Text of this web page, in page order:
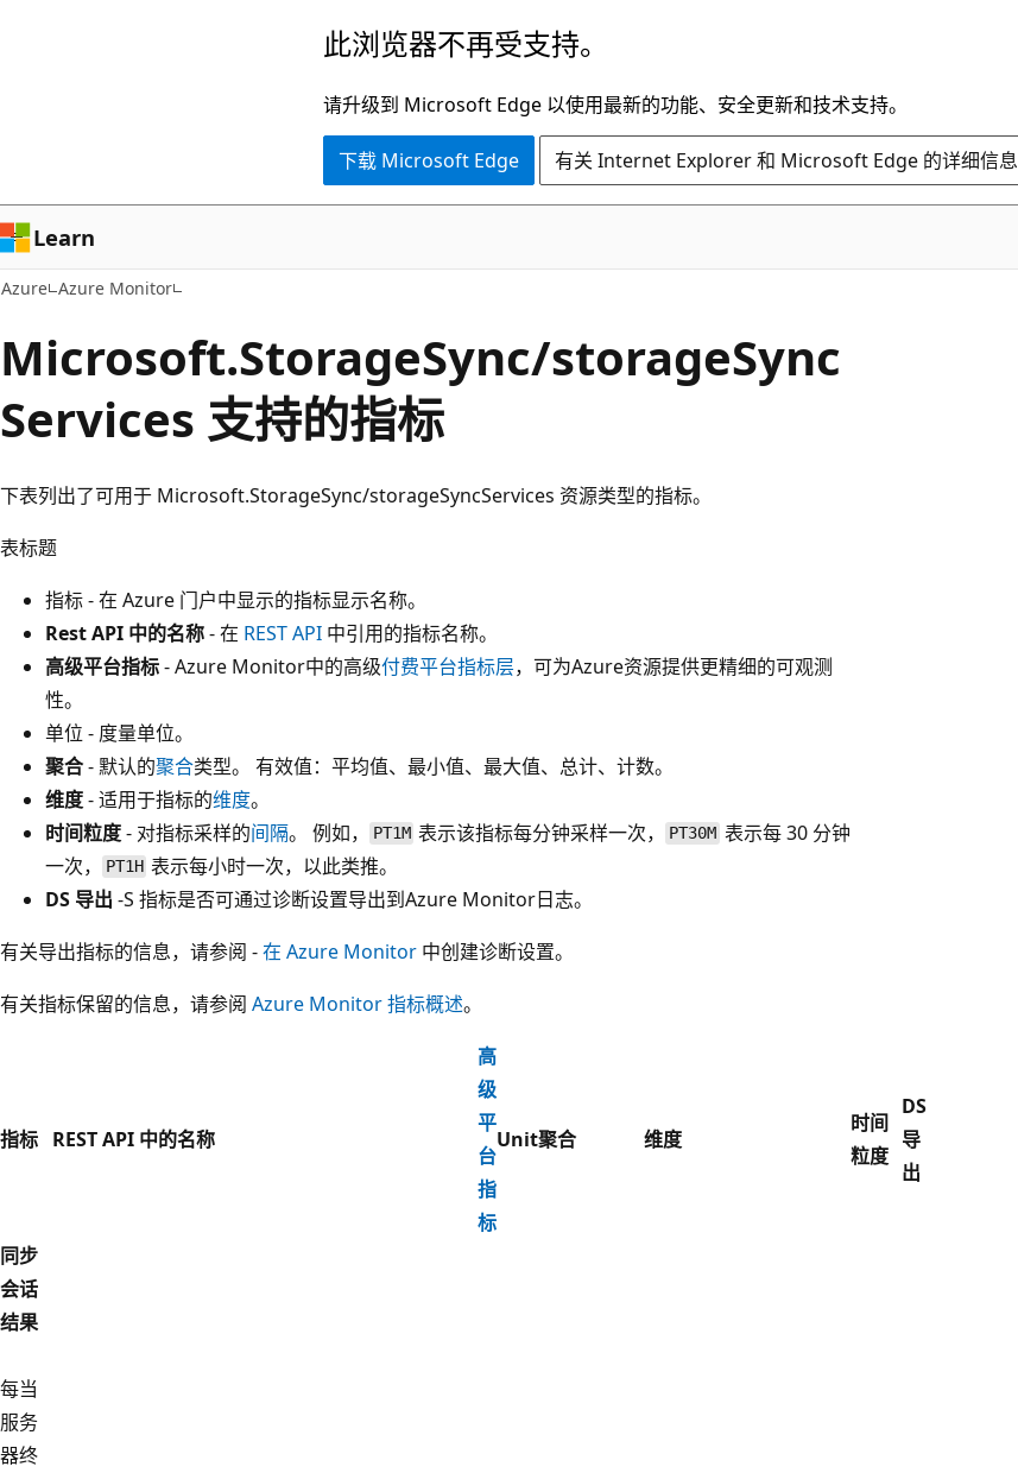
容
此浏览器不再受支持。
请升级到 Microsoft Edge 以使用最新的功能、安全更新和技术支持。
下载 Microsoft Edge 有关 Internet Explorer 和 Microsoft Edge 的详细信息
Learn
Azure Azure Monitor
Microsoft.StorageSync/storageSync
Services 支持的指标
下表列出了可用于 Microsoft.StorageSync/storageSyncServices 资源类型的指标。
表标题
指标 - 在 Azure 门户中显示的指标显示名称。
Rest API 中的名称- 在 REST API 中引用的指标名称。
高级平台指标- Azure Monitor中的高级付费平台指标层，可为Azure资源提供更精细的可观测
性。
单位 - 度量单位。
聚合- 默认的聚合类型。 有效值：平均值、最小值、最大值、总计、计数。
维度- 适用于指标的维度。
时间粒度- 对指标采样的间隔。 例如， PT1M 表示该指标每分钟采样一次， PT30M表示每 30 分钟
一次，
PT1H 表示每小时一次，以此类推。
DS 导出 -S 指标是否可通过诊断设置导出到Azure Monitor日志。
有关导出指标的信息，请参阅 -在 Azure Monitor 中创建诊断设置。
有关指标保留的信息，请参阅 Azure Monitor 指标概述。
指标 REST API 中的名称
高
级
平
台
指
标
Unit聚合 维度
时间
粒度
DS
导
出
同步
会话
结果
每当
服务
器终